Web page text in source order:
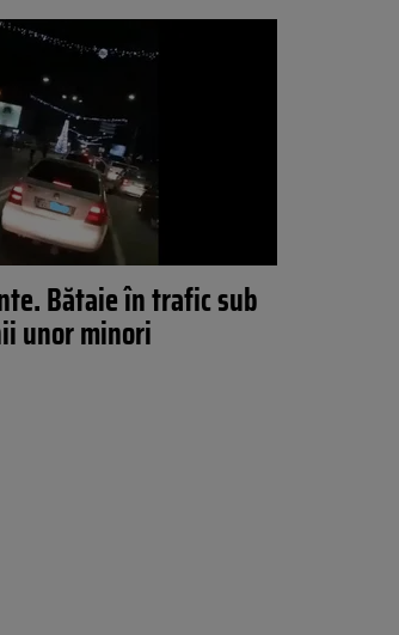
Bătaie în trafic sub
unor minori